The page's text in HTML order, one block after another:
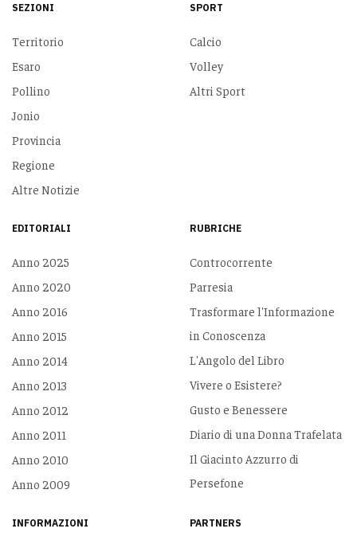
SEZIONI
Territorio
Esaro
Pollino
Jonio
Provincia
Regione
Altre Notizie
SPORT
Calcio
Volley
Altri Sport
EDITORIALI
Anno 2025
Anno 2020
Anno 2016
Anno 2015
Anno 2014
Anno 2013
Anno 2012
Anno 2011
Anno 2010
Anno 2009
RUBRICHE
Controcorrente
Parresia
Trasformare l'Informazione
in Conoscenza
L'Angolo del Libro
Vivere o Esistere?
Gusto e Benessere
Diario di una Donna Trafelata
Il Giacinto Azzurro di
Persefone
INFORMAZIONI PARTNERS